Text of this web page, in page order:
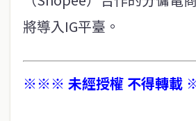
將導入IG平臺。
※※※ 未經授權 不得轉